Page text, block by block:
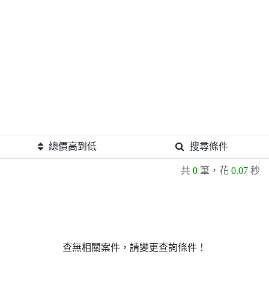
總價高到低 搜尋條件
共 0 筆，花 0.07 秒
查無相關案件，請變更查詢條件！